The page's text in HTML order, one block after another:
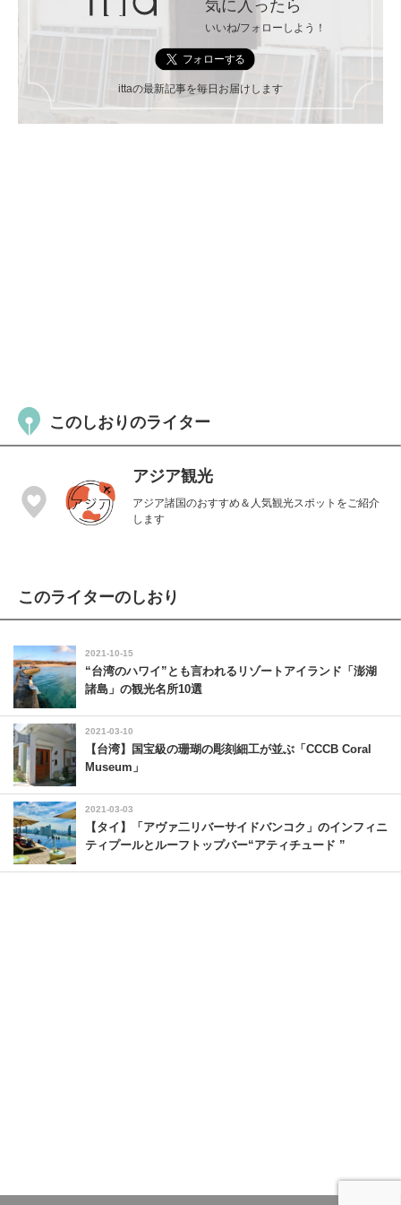
気に入ったら
いいね/フォローしよう！
ittaの最新記事を毎日お届けします
このしおりのライター
アジア観光
アジア諸国のおすすめ＆人気観光スポットをご紹介
します
このライターのしおり
2021-10-15
“台湾のハワイ”とも言われるリゾートアイランド「澎湖
諸島」の観光名所10選
2021-03-10
【台湾】国宝級の珊瑚の彫刻細工が並ぶ「CCCB Coral
Museum」
2021-03-03
【タイ】「アヴァ二リバーサイドバンコク」のインフィニ
ティプールとルーフトップバー“アティチュード ”